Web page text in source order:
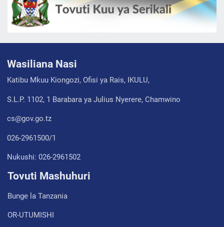
Wasiliana Nasi
Katibu Mkuu Kiongozi, Ofisi ya Rais, IKULU,
S.L.P. 1102, 1 Barabara ya Julius Nyerere, Chamwino
cs@gov.go.tz
026-2961500/1
Nukushi: 026-2961502
Tovuti Mashuhuri
Bunge la Tanzania
OR-UTUMISHI